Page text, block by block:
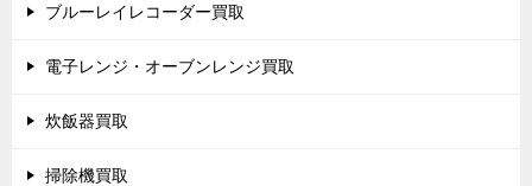
ブルーレイレコーダー買取
電子レンジ・オーブンレンジ買取
炊飯器買取
掃除機買取